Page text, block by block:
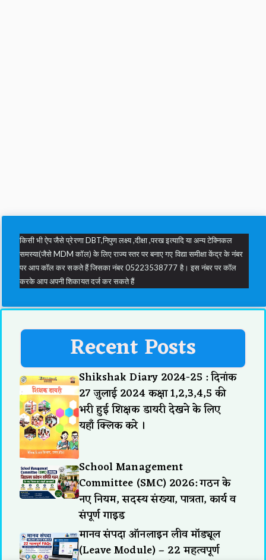
किसी भी ऐप जैसे प्रेरणा DBT,निपुण लक्ष्य ,दीक्षा ,परख इत्यादि या अन्य टेक्निकल
समस्या(जैसे MDM कॉल) के लिए राज्य स्तर पर बनाए गए विद्या समीक्षा केंद्र के नंबर
पर आप कॉल कर सकते हैं जिसका नंबर 05223538777 है। इस नंबर पर कॉल
करके आप अपनी शिकायत दर्ज कर सकते हैं
Recent Posts
Shikshak Diary 2024-25 : दिनांक
27 जुलाई 2024 कक्षा 1,2,3,4,5 की
भरी हुई शिक्षक डायरी देखने के लिए
यहाँ क्लिक करे ।
School Management
Committee (SMC) 2026: गठन के
नए नियम, सदस्य संख्या, पात्रता, कार्य व
संपूर्ण गाइड
मानव संपदा ऑनलाइन लीव मॉड्यूल
(Leave Module) – 22 महत्वपूर्ण